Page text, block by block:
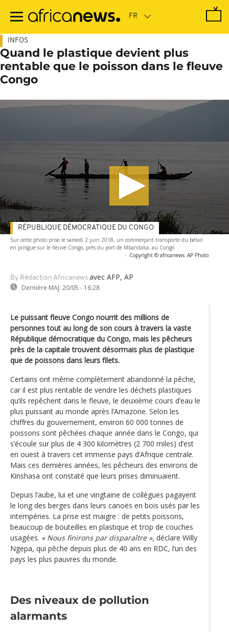
contenu
INFOS
Quand le plastique devient plus
rentable que le poisson dans le fleuve
Congo
Sur cette photo prise le samedi 2 juin 2018, un commerçant transporte du bétail
en pirogue sur le fleuve Congo, près du port de Mbandaka, au Congo
- Copyright © africanews AP Photo
By Rédaction Africanews avec AFP, AP
Dernière MAJ: 20/05 - 16:28
RÉPUBLIQUE DÉMOCRATIQUE DU CONGO
Le puissant fleuve Congo nourrit des millions de
personnes tout au long de son cours à travers la vaste
République démocratique du Congo, mais les pêcheurs
près de la capitale trouvent désormais plus de plastique
que de poissons dans leurs filets.
Certains ont même complètement abandonné la pêche,
car il est plus rentable de vendre les déchets plastiques
qu’ils repêchent dans le fleuve, le deuxième cours d’eau le
plus puissant au monde après l’Amazone. Selon les
chiffres du gouvernement, environ 60 000 tonnes de
poissons sont pêchées chaque année dans le Congo, qui
s’écoule sur plus de 4 300 kilomètres (2 700 miles) d’est
en ouest à travers cet immense pays d’Afrique centrale.
Mais ces dernières années, les pêcheurs des environs de
Kinshasa ont constaté que leurs prises diminuaient.
Depuis l’aube, lui et une vingtaine de collègues pagayent
le long des berges dans leurs canoës en bois usés par les
intempéries. La prise est maigre : de petits poissons,
beaucoup de bouteilles en plastique et trop de couches
usagées. « Nous finirons par disparaître », déclare Willy
Ngepa, qui pêche depuis plus de 40 ans en RDC, l’un des
pays les plus pauvres du monde.
Des niveaux de pollution
alarmants